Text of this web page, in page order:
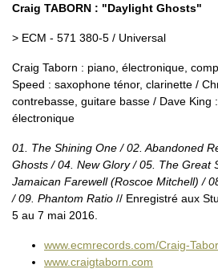
Craig TABORN : "Daylight Ghosts"
> ECM - 571 380-5 / Universal
Craig Taborn : piano, électronique,
Speed : saxophone ténor, clarinette /
contrebasse, guitare basse / Dave King
électronique
01. The Shining One / 02. Abandoned
Ghosts / 04. New Glory / 05. The Great
Jamaican Farewell (Roscoe Mitchell) /
/ 09. Phantom Ratio // Enregistré aux
5 au 7 mai 2016.
www.ecmrecords.com/Craig-
www.craigtaborn.com